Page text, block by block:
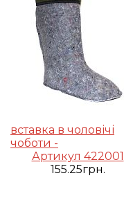
вставка в чоловічі
чоботи -
Артикул 422001
155.25грн.